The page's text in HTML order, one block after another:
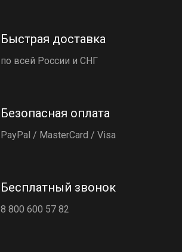
Быстрая доставка
по всей России и СНГ
Безопасная оплата
PayPal / MasterCard / Visa
Бесплатный звонок
8 800 600 57 82